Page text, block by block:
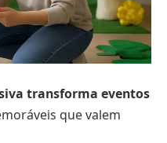
transforma eventos
que valem